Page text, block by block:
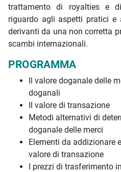
trattamento di royalties e
riguardo agli aspetti pratici e
derivanti da una non corretta
scambi internazionali.
PROGRAMMA
Il valore doganale delle
doganali
Il valore di transazione
Metodi alternativi di
doganale delle merci
Elementi da addizionare
valore di transazione
I prezzi di trasferimento